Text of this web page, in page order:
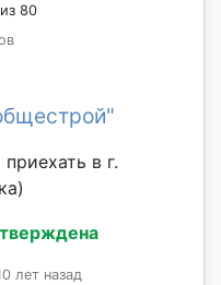
80
в г.
лет назад